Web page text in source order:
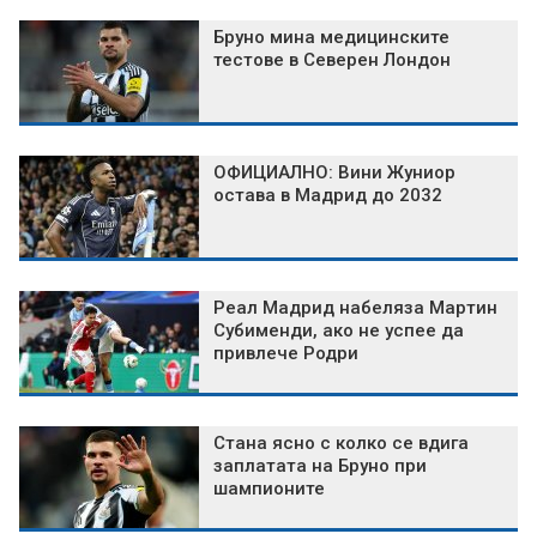
Бруно мина медицинските
тестове в Северен Лондон
ОФИЦИАЛНО: Вини Жуниор
остава в Мадрид до 2032
Реал Мадрид набеляза Мартин
Субименди, ако не успее да
привлече Родри
Стана ясно с колко се вдига
заплатата на Бруно при
шампионите